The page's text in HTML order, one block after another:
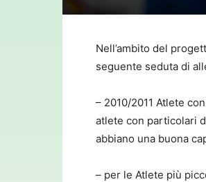
Nell’ambito del
seguente seduta di
– 2010/2011 Atlete
atlete con particolari
abbiano una buona
– per le Atlete più